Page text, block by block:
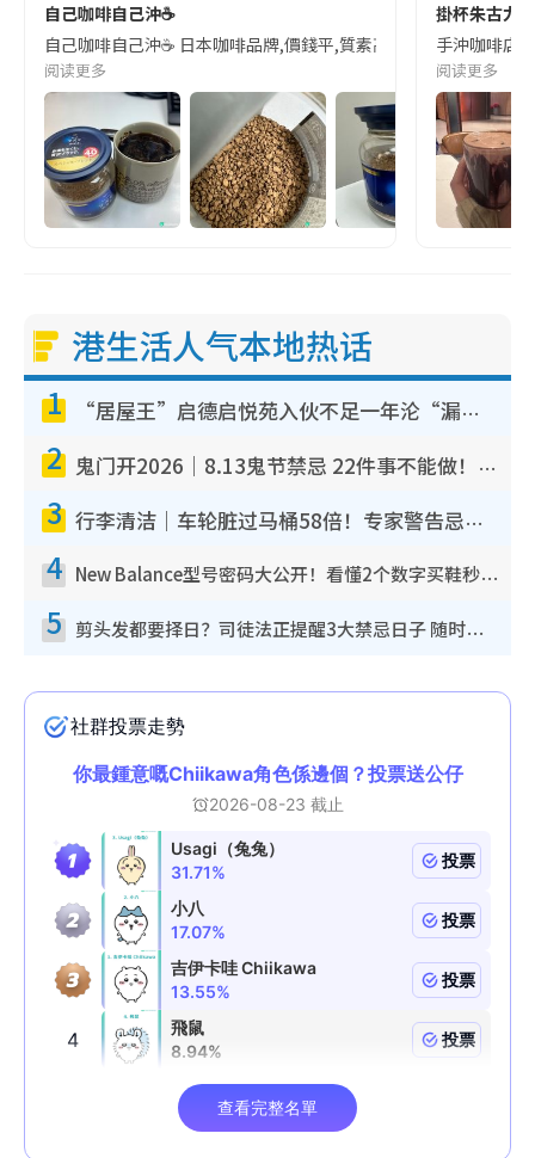
自己咖啡自己沖☕️
自己咖啡自己沖☕️ 日本咖啡品牌,價錢平,質素高! 最啱返工一早
阅读更多
掛杯朱古力🍫
手沖咖啡店
阅读更多
港生活人气本地热话
1 “居屋王”启德启悦苑入伙不足一年沦“漏水之王”！插座喷火花致大停电 多户业主全屋家电报废
2 鬼门开2026｜8.13鬼节禁忌 22件事不能做！烧肉、刺身要少食？半夜勿吹口哨/打给个电话
3 行李清洁｜车轮脏过马桶58倍！专家警告忌用酒精擦 教1招免脏手除菌
4 New Balance型号密码大公开！看懂2个数字买鞋秒知功能免中伏 附5大热门鞋款
5 剪头发都要择日？司徒法正提醒3大禁忌日子 随时剪走财运！这日剪发恐“剪寿命”？